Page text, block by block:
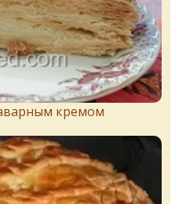
кремом